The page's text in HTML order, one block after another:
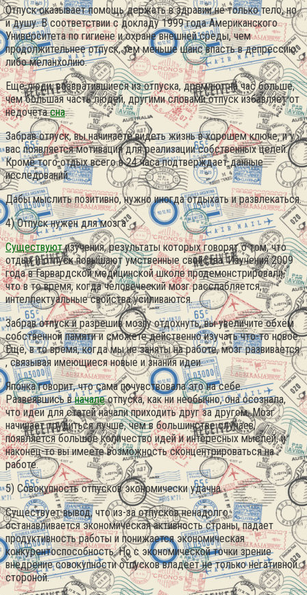
Отпуск оказывает помощь держать в здравии не только тело, но
и душу. В соответствии с докладу 1999 года Американского
Университета по гигиене и охране внешней среды, чем
продолжительнее отпуск, тем меньше шанс впасть в депрессию
либо меланхолию.
Ещё люди, возвратившиеся из отпуска, дремлют на час больше,
чем большая часть людей, другими словами отпуск избавляет от
недочётасна.
Забрав отпуск, вы начинаете видеть жизнь в хорошем ключе, и у
вас появляется мотивация для реализации собственных целей.
Кроме того отдых всего в 24 часа подтверждает данные
исследований.
Дабы мыслить позитивно, нужно иногда отдыхать и развлекаться.
4) Отпуск нужен для мозга
Существуютизучения, результаты которых говорят о том, что
отдых и отпуск повышают умственные свойства. Изучения 2009
года в Гарвардской медицинской школе продемонстрировали,
что в то время, когда человеческий мозг расслабляется,
интеллектуальные свойства усиливаются.
Забрав отпуск и разрешив мозгу отдохнуть, вы увеличите обхём
собственной памяти и сможете действенно изучать что-то новое.
Ещё, в то время, когда мы не заняты на работе, мозг развивается
, связывая имеющиеся новые и знания идеи.
Японка говорит, что сама почувствовала это на себе.
Развеявшись вначалеотпуска, как ни необычно, она осознала,
что идеи для статей начали приходить друг за другом. Мозг
начинает трудиться лучше, чем в большинстве случаев,
появляется большое количество идей и интересных мыслей, и
наконец-то вы имеете возможность сконцентрироваться на
работе.
5) Совокупность отпусков экономически удачна
Существует вывод, что из-за отпусков ненадолго
останавливается экономическая активность страны, падает
продуктивность работы и понижается экономическая
конкурентоспособность. Но с экономической точки зрение
внедрение совокупности отпусков владеет не только негативной
стороной.